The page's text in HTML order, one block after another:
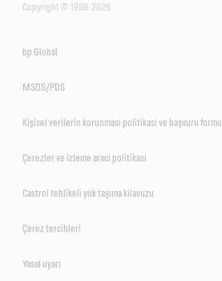
Copyright © 1999-2026
bp Global
MSDS/PDS
Ki̇şi̇sel veri̇leri̇n korunmasi poli̇ti̇kasi ve başvuru formu
Çerezler ve i̇zleme araci poli̇ti̇kasi
Castrol tehli̇keli̇ yük taşima kilavuzu
Çerez terci̇hleri̇
Yasal uyari